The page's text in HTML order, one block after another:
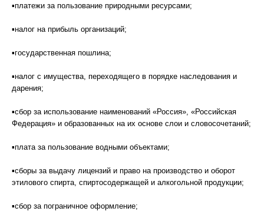
▪платежи за пользование природными ресурсами;
▪налог на прибыль организаций;
▪государственная пошлина;
▪налог с имущества, переходящего в порядке наследования и
дарения;
▪сбор за использование наименований «Россия», «Российская
Федерация» и образованных на их основе слои и словосочетаний;
▪плата за пользование водными объектами;
▪сборы за выдачу лицензий и право на производство и оборот
этилового спирта, спиртосодержащей и алкогольной продукции;
▪сбор за пограничное оформление;